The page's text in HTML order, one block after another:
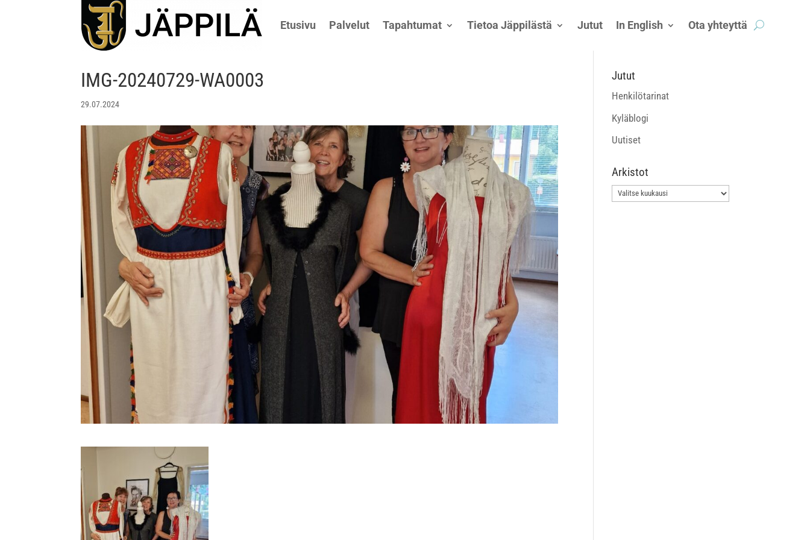
Etusivu Palvelut Tapahtumat Tietoa Jäppilästä Jutut In English Ota yhteyttä
IMG-20240729-WA0003
29.07.2024
Jutut
Henkilötarinat
Kyläblogi
Uutiset
Arkistot
Arkistot